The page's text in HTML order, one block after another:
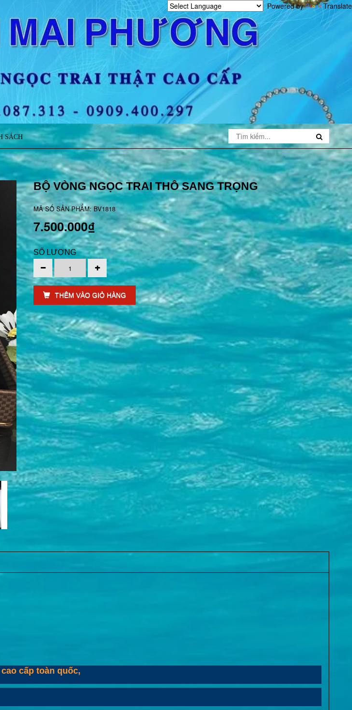
SÁCH
Powered by Translate
BỘ VÒNG NGỌC TRAI THÔ SANG TRỌNG
MÃ SỐ SẢN PHẨM: BV1818
7.500.000₫
SỐ LƯỢNG
THÊM VÀO GIỎ HÀNG
cấp toàn quốc,